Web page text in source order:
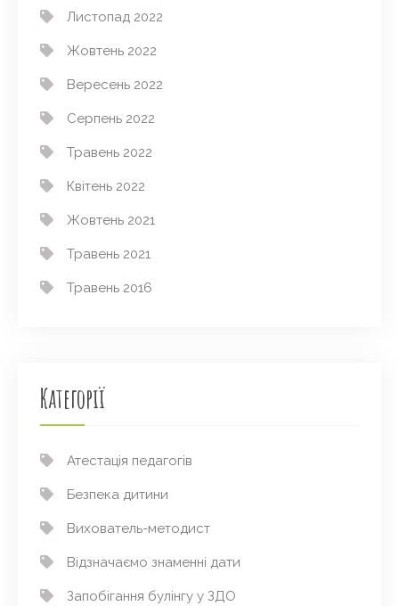
Листопад 2022
Жовтень 2022
Вересень 2022
Серпень 2022
Травень 2022
Квітень 2022
Жовтень 2021
Травень 2021
Травень 2016
Категорії
Атестація педагогів
Безпека дитини
Вихователь-методист
Відзначаємо знаменні дати
Запобігання булінгу у ЗДО